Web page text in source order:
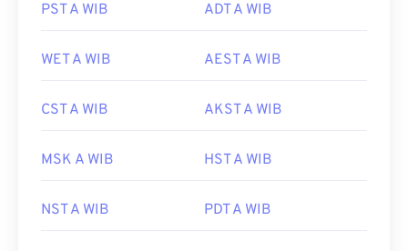
PST A WIB ADT A WIB
WET A WIB AEST A WIB
CST A WIB AKST A WIB
MSK A WIB HST A WIB
NST A WIB PDT A WIB